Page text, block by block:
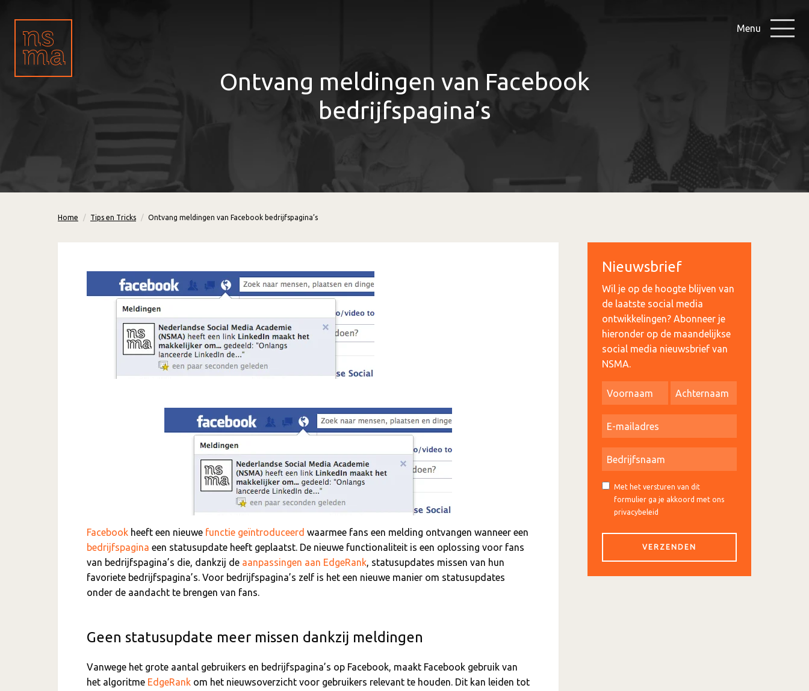
Menu
Ontvang meldingen van Facebook
bedrijfspagina’s
Home Tips en Tricks Ontvang meldingen van Facebook bedrijfspagina’s
Facebook heeft een nieuwe functie geïntroduceerd waarmee fans een melding ontvangen wanneer een
bedrijfspagina een statusupdate heeft geplaatst. De nieuwe functionaliteit is een oplossing voor fans
van bedrijfspagina’s die, dankzij de aanpassingen aan EdgeRank, statusupdates missen van hun
favoriete bedrijfspagina’s. Voor bedrijfspagina’s zelf is het een nieuwe manier om statusupdates
onder de aandacht te brengen van fans.
Geen statusupdate meer missen dankzij meldingen
Vanwege het grote aantal gebruikers en bedrijfspagina’s op Facebook, maakt Facebook gebruik van
het algoritme EdgeRank om het nieuwsoverzicht voor gebruikers relevant te houden. Dit kan leiden tot
Nieuwsbrief
Wil je op de hoogte blijven van
de laatste social media
ontwikkelingen? Abonneer je
hieronder op de maandelijkse
social media nieuwsbrief van
NSMA.
Met het versturen van dit
formulier ga je akkoord met ons
privacybeleid